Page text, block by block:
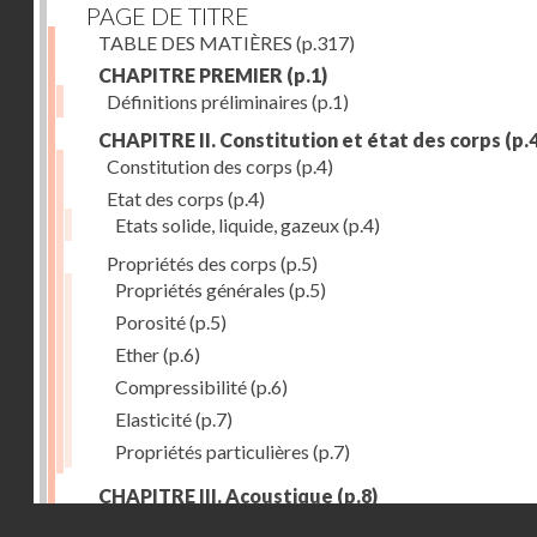
PAGE DE TITRE
TABLE DES MATIÈRES (p.317)
CHAPITRE PREMIER (p.1)
Définitions préliminaires (p.1)
CHAPITRE II. Constitution et état des corps
Constitution des corps (p.4)
Etat des corps (p.4)
Etats solide, liquide, gazeux(p.4)
Propriétés des corps (p.5)
Propriétés générales (p.5)
Porosité(p.5)
Ether(p.6)
Compressibilité(p.6)
Elasticité(p.7)
Propriétés particulières (p.7)
CHAPITRE III. Acoustique (p.8)